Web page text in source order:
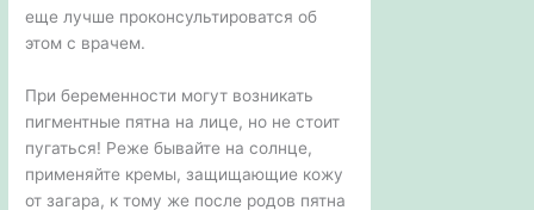
еще лучше проконсультироватся об
этом с врачем.
При беременности могут возникать
пигментные пятна на лице, но не стоит
пугаться! Реже бывайте на солнце,
применяйте кремы, защищающие кожу
от загара, к тому же после родов пятна